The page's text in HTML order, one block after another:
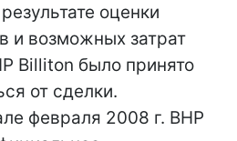
оценки
и возможных затрат
Billiton было принято
от сделки.
февраля 2008 г. BHP